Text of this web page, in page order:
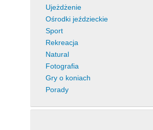
Ujeżdżenie
Ośrodki jeździeckie
Sport
Rekreacja
Natural
Fotografia
Gry o koniach
Porady